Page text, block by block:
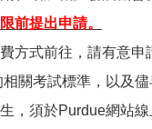
前提出申請。
方式前往，請有意申
關考試標準，以及
，須於Purdue網站